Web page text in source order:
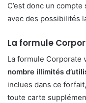
C’est donc un
avec des possibilités
La formule
La formule Corporate
nombre illimités
inclues dans ce
toute carte